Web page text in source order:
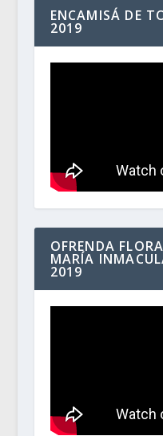
ENCAMISÁ DE
2019
OFRENDA
MARÍA
2019